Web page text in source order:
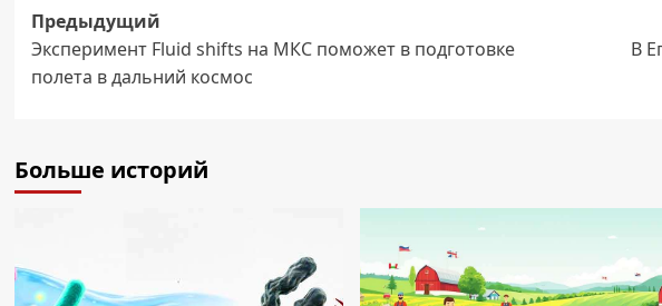
Навигация
записи
Предыдущий
Эксперимент Fluid shifts на МКС поможет в подготовке
полета в дальний космос
В
Больше историй